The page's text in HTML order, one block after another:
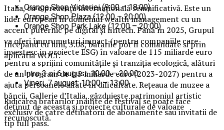
Italia, cu o prezență internațională semnificativă. Este un
lider european în domeniul wealth management cu un
accent puternic pe digital și fintech. Până în 2025, Grupul
va oferi împrumuturi impact (pentru companiile care
investesc in proiecte ESG) în valoare de 115 miliarde euro
pentru a sprijini comunitățile și tranziția ecologică, alături
de un program de 1,5 miliarde euro (2023-2027) pentru a
ajuta persoanele aflate în dificultate. Rețeaua de muzee a
băncii, Gallerie d’Italia, găzduiește patrimoniul artistic
deținut de aceasta și proiecte culturale de valoare
recunoscută.
Orange Shop Victoriei (9:00 – 18:00)
Orange Shop Plaza (12:00 – 20:00)
Orange Shop Park Lake (12:00 – 20:00)
Incepand cu luni, 3.08, batarile pot fi comandate si prin
aplicatia WOLT.
Intre 3 si 6 august: 10:00 – 20:00
Vineri, 7 august: 10:00 – 13:00
Ridicarea bratarilor inainte de festival se poate face
exclusiv de catre detinatorii de abonamente sau invitatii de
tip full pass.